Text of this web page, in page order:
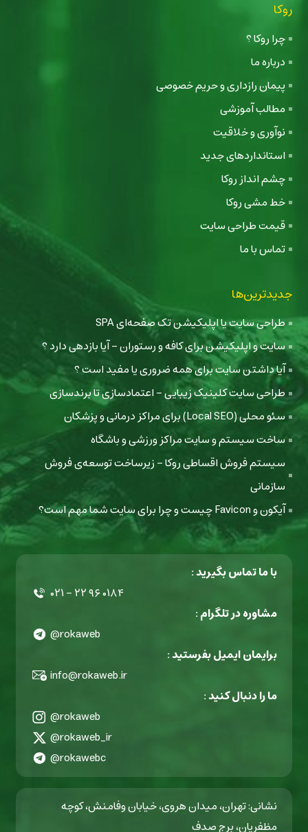
روکا
چرا روکا ؟
درباره ما
پیمان رازداری و حریم خصوصی
مطالب آموزشی
نوآوری و خلاقیت
استانداردهای جدید
چشم انداز روکا
خط مشی روکا
قیمت طراحی سایت
تماس با ما
جدیدترین‌ها
طراحی سایت یا اپلیکیشن تک صفحه‌ای SPA
سایت و اپلیکیشن برای کافه و رستوران - آیا بازدهی دارد ؟
آیا داشتن سایت برای همه ضروری یا مفید است ؟
طراحی سایت کلینیک زیبایی - اعتمادسازی تا برندسازی
سئو محلی (Local SEO) برای مراکز درمانی و پزشکان
ساخت سیستم و سایت مراکز ورزشی و باشگاه
سیستم فروش اقساطی روکا - زیرساخت توسعه‌ی فروش
سازمانی
آیکون و Favicon چیست و چرا برای سایت شما مهم است؟
با ما تماس بگیرید :
۰۲۱ - ۲۲ ۹۶ ۰۱۸۴
مشاوره در تلگرام :
@rokaweb
برایمان ایمیل بفرستید :
info@rokaweb.ir
ما را دنبال کنید :
@rokaweb
@rokaweb_ir
@rokawebc
نشانی: تهران، میدان هروی، خیابان وفامنش، کوچه
مظفریان، برج صدف